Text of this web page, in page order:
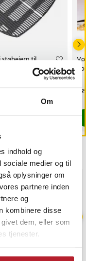
Om
indhold og
sociale medier og til
oplysninger om
partnere inden
og
kombinere disse
dem, eller som
tjenester.
støbejern til
300/3000-
2026-09-18